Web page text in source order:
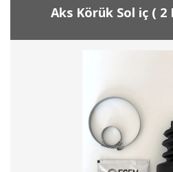
Aks Körük Sol iç ( 2